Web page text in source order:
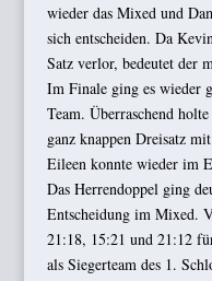
wieder das Mixed und
sich entscheiden. Da
Satz verlor, bedeutet der
Im Finale ging es wieder
Team. Überraschend
ganz knappen Dreisatz
Eileen konnte wieder im
Das Herrendoppel ging
Entscheidung im Mixed.
21:18, 15:21 und 21:12
als Siegerteam des 1.